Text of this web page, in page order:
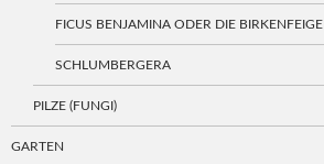
FICUS BENJAMINA ODER DIE BIRKENFEIGE
SCHLUMBERGERA
PILZE (FUNGI)
GARTEN